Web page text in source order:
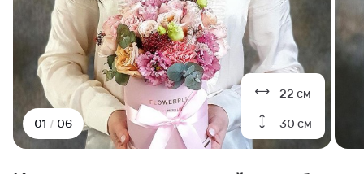
22 см
30 см
01 / 06